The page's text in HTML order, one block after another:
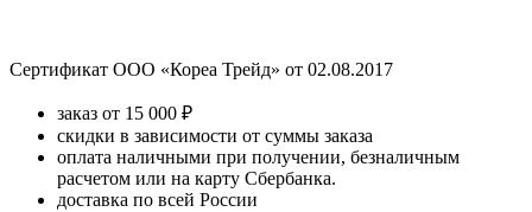
Сертификат ООО «Кореа Трейд» от 02.08.2017
заказ от 15 000 ₽
скидки в зависимости от суммы заказа
оплата наличными при получении, безналичным
расчетом или на карту Сбербанка.
доставка по всей России